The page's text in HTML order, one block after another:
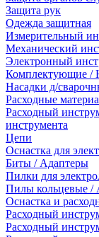
Защита рук
Одежда защитная
Измерительный
Механический
Электронный
Комплектующие /
Насадки д/
Расходные
Расходный
инструмента
Цепи
Оснастка для
Биты / Адаптеры
Пилки для
Пилы кольцевые /
Оснастка и
Расходный
Расходный